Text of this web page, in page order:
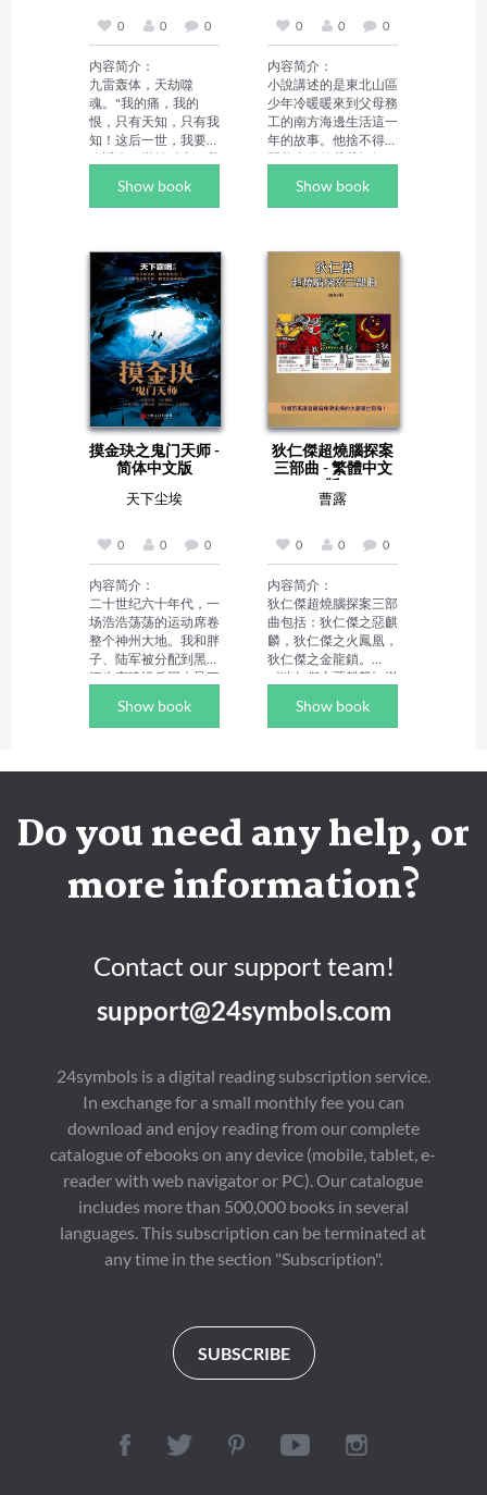
州茶文化，将徽州茶文
化事业提升到一个新高
度，促进徽茶产业经济
的大发展。
Author Biography：
曹海峰，安徽省舒城县
人，现任新安晚报社副
总编辑。其作品《印象
问》《风云三十年》
《安徽新形象感动中
部级奖项；出版有《安
徽人文讲坛演讲集（1
—6辑）》《纸上春
秋》《笔下风云》等作
品。曾被评为安徽省首
届"十佳青年新闻工作
者"、安徽省宣传文化
系统"六个一批"拔尖人
才，曾获得安徽省五四
青年奖章等。
霍華德·派爾
（HowardPyle），美
國著名插畫家、作家，
是難得一見的在文字寫
作和繪畫方面皆造詣不
凡的大師級人物。霍華
德·派爾少年時代就表
現出超人的繪畫才能，
圖，此外他在寫作方面
也很有天賦，因之前接
說，也就促成後來他創
作了一系列騎士和英雄
人物的歷險記，主要作
漢奇遇記》《銀手奧
托》《騎士麥爾斯》
等，大多取材於中世紀
的神話或殖民地時期歷
社會風貌。霍華德·派
爾的作品在英文領域一
直有著良好的口碑，被
列為世界名著，《海賊
王》《騎士麥爾斯》等
被列入歐美青少年必讀
0 0 0
内容简介：
九雷轰体，天劫噬
魂。"我的痛，我的
恨，只有天知，只有我
知！这后一世，我要以
魂返虚，逆转时空，我
灭，只此一搏！"……
战神记忆，自魔兽森林
杀出，手持天辰棍，座
下玄冥虎，冲向那五彩
缤纷的武者世界。他炼
真丹，控魔兽，抓傀
儡，败尽各界天骄，一
步步走上武道*。
战无命将踏在自己的肩
膀上，自我。无论为
人、为灵、为兽、为
仙、为神，他定要突破
天道，掌我运程，控我
魂飞魄散，也要消灭一
切曾经陷害自己、背叛
自己、出卖自己的人。
他一路遇神杀神，遇魔
杀魔，
纵横三界六道，成就强
魔兽战神！
Show book
0 0 0
内容简介：
小說講述的是東北山區
少年冷暖暖來到父母務
工的南方海邊生活這一
年的故事。他捨不得離
開養大他的爺爺奶奶，
心很糾結。他為得到父
感到失落。他對抗周圍
的一切，翹課，躲進紅
樹林差點被潮水淹死。
時，也得到了來自這片
海的種種溫暖，尤其是
鄰居船老大一家勝似親
境，成為"暖孩"。颱風
天，他勇闖海島營救母
親；跟船長的兒子王龍
海建起"暖海灣"，結下
生死之交的友情。
理，以細膩優美的文筆
抒寫親情、友情、師生
情、鄰里情之美，故事
情節跌宕起伏。
小說向讀者展示了南方
濱海的風土人情、海洋
文化，比如人龍舞、龍
域特色。讀者閱讀過
程，既感受到暖意融
動魄，回味無窮。
會員、湛江市作協副主
席。廣東小小說學會理
會理事、廣東省作家協
會兒童文學創作委員會
Show book
摸金玦之鬼门天师 -
简体中文版
天下尘埃
0 0 0
内容简介：
二十世纪六十年代，一
场浩浩荡荡的运动席卷
整个神州大地。我和胖
子、陆军被分配到黑龙
江生产建设兵团农垦三
寒冬将至，老排长安排
我们三人和通信员尖果
带其他人撤出农场。几
冰雪封山，柴火就是几
人的命。原来是一只狐
了柴火。不日，一场百
年不遇的暴风雪席卷而
从西伯利亚流窜而来的
狼群。众人为了逃命，
窿，却误打误撞进入了
一个隐秘千年的辽国古
天下霸唱，中国最具想
象力的作家，其创作将
东方神秘文化与世界流
行文化元素融为一体，
为类型小说打上了深深
的中国烙印。他的探险
人在充满未知的环境中
的思考与行动。跌宕起
伏的故事，古老的传
承，神秘的遗迹，兄弟
丰富多彩的民间文化，
使他的文字构建出了另
Show book
狄仁傑超燒腦探案
三部曲 - 繁體中文
版
曹露
0 0 0
内容简介：
狄仁傑超燒腦探案三部
曲包括：狄仁傑之惡麒
麟，狄仁傑之火鳳凰，
狄仁傑之金龍鎖。
《狄仁傑之惡麒麟》巍
祭天大典，幽州城忽聞
魔獸惡麒麟肆虐，州官
噩兆的流言暗生。狄仁
棧鄰窗分屍；王府夜
宴，惡麒麟從天而降。
厥勢力鎮日虎視眈眈；
朝堂上，激流暗湧，武
謀隱跡於黑暗；戰馬嘶
鳴，鐵戈錚錚，一場消
爭……
《狄仁傑之火鳳凰》狄
公正在頭疼長安一黑幫
飛龍會偷運煙花爆竹之
罪案時，在東郊王順
山，有數十名獵戶發現
有一只怪異大鳥出現，
其身體通紅，拖曳著長
達數丈的藍色尾羽，其
飛行時更是帶著熊熊燃
燒的赤焰。瘋婆子來訴
狀無人敢接，元芳狐仙
盡"的綾錦到底屬於何
人，為什麼每每有人談
到都細思極恐，誰是弑
君的那個幕後者，誰才
案。在殺局和戰火中，
且觀一場江山與人心的
Show book
Do you need any help, or
more information?
Contact our support team!
support@24symbols.com
24symbols is a digital reading subscription service.
In exchange for a small monthly fee you can
download and enjoy reading from our complete
catalogue of ebooks on any device (mobile, tablet, e-
reader with web navigator or PC). Our catalogue
includes more than 500,000 books in several
languages. This subscription can be terminated at
any time in the section "Subscription".
SUBSCRIBE